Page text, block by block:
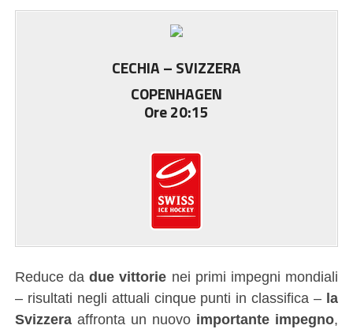
CECHIA – SVIZZERA
COPENHAGEN
Ore 20:15
Reduce dadue vittorie nei primi impegni mondiali
– risultati negli attuali cinque punti in classifica – la
Svizzeraaffronta un nuovo importante impegno,